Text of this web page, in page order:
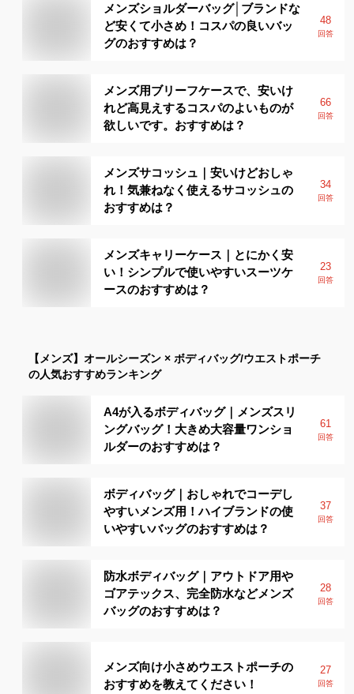
メンズショルダーバッグ│ブランドな
ど安くて小さめ！コスパの良いバッ
グのおすすめは？
48
回答
メンズ用ブリーフケースで、安いけ
れど高見えするコスパのよいものが
欲しいです。おすすめは？
66
回答
メンズサコッシュ｜安いけどおしゃ
れ！気兼ねなく使えるサコッシュの
おすすめは？
34
回答
メンズキャリーケース｜とにかく安
い！シンプルで使いやすいスーツケ
ースのおすすめは？
23
回答
【メンズ】 オールシーズン × ボディバッグ/ウエストポーチ
の人気おすすめランキング
A4が入るボディバッグ｜メンズスリ
ングバッグ！大きめ大容量ワンショ
ルダーのおすすめは？
61
回答
ボディバッグ｜おしゃれでコーデし
やすいメンズ用！ハイブランドの使
いやすいバッグのおすすめは？
37
回答
防水ボディバッグ｜アウトドア用や
ゴアテックス、完全防水などメンズ
バッグのおすすめは？
28
回答
メンズ向け小さめウエストポーチの
おすすめを教えてください！
27
回答